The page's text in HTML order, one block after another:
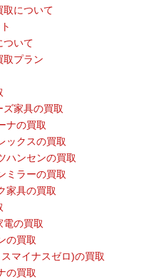
取について
ついて
取プラン
ズ家具の買取
ナの買取
ックスの買取
ハンセンの買取
ミラーの買取
家具の買取
電の買取
の買取
マイナスゼロ)の買取
の買取